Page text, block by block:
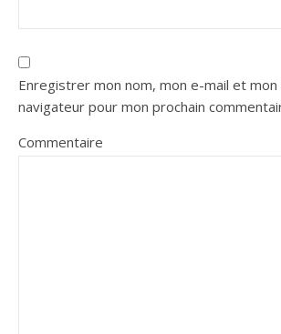
Enregistrer mon nom, mon e-mail et
navigateur pour mon prochain
Commentaire